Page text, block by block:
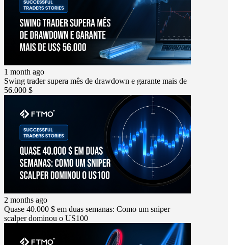
1 month ago
Swing trader supera mês de drawdown e garante mais de
56.000 $
2 months ago
Quase 40.000 $ em duas semanas: Como um sniper
scalper dominou o US100